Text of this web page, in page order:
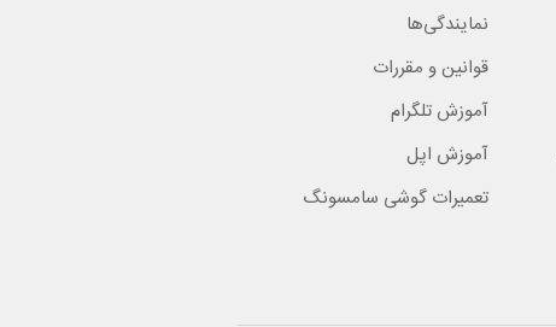
نمایندگی‌ها
قوانین و مقررات
آموزش تلگرام
آموزش اپل
تعمیرات گوشی سامسونگ